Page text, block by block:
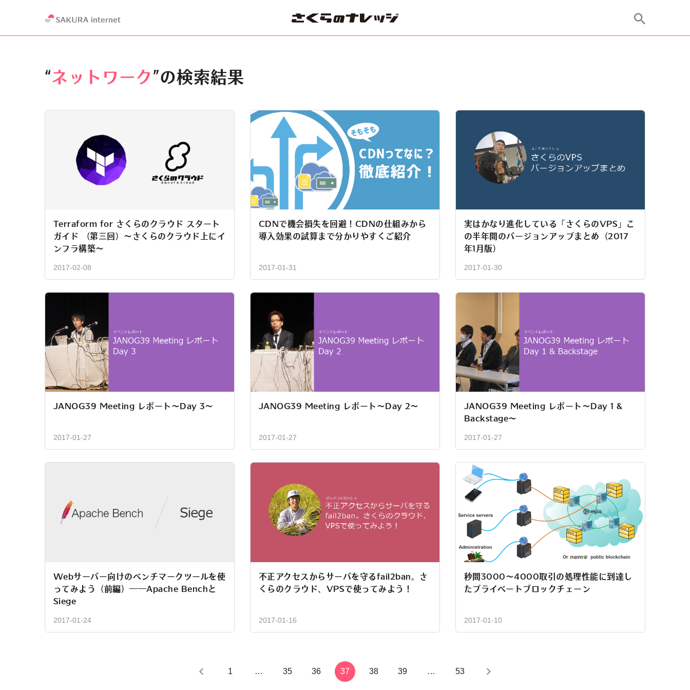
“ネットワーク”の検索結果
Terraform for さくらのクラウド スタート
ガイド （第三回）〜さくらのクラウド上にイ
ンフラ構築〜
2017-02-08
CDNで機会損失を回避！CDNの仕組みから
導入効果の試算まで分かりやすくご紹介
2017-01-31
実はかなり進化している「さくらのVPS」こ
の半年間のバージョンアップまとめ（2017
年1月版）
2017-01-30
JANOG39 Meeting レポート～Day 3～
2017-01-27
JANOG39 Meeting レポート～Day 2～
2017-01-27
JANOG39 Meeting レポート～Day 1 &
Backstage～
2017-01-27
Webサーバー向けのベンチマークツールを使
ってみよう（前編）――Apache Benchと
Siege
2017-01-24
不正アクセスからサーバを守るfail2ban。さ
くらのクラウド、VPSで使ってみよう！
2017-01-16
秒間3000～4000取引の処理性能に到達し
たプライベートブロックチェーン
2017-01-10
1 … 35 36 37 38 39 … 53